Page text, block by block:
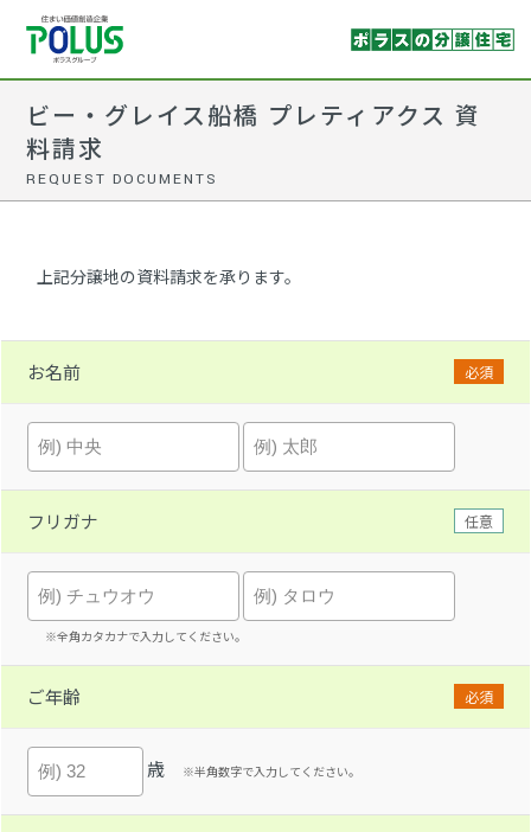
ビー・グレイス船橋 プレティアクス 資
料請求
REQUEST DOCUMENTS
上記分譲地の資料請求を承ります。
お名前 必須
フリガナ 任意
※全角カタカナで入力してください。
ご年齢 必須
歳 ※半角数字で入力してください。